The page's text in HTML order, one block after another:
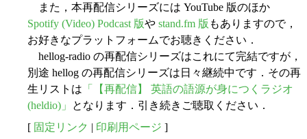
また，本再配信シリーズには YouTube 版のほか
Spotify (Video) Podcast 版や stand.fm 版 もありますので，
お好きなプラットフォームでお聴きください．
hellog-radio の再配信シリーズはこれにて完結ですが，
別途 hellog の再配信シリーズは日々継続中です．その再
生リストは 「【再配信】 英語の語源が身につくラジオ
(heldio)」
となります．引き続きご聴取ください．
[ 固定リンク | 印刷用ページ ]